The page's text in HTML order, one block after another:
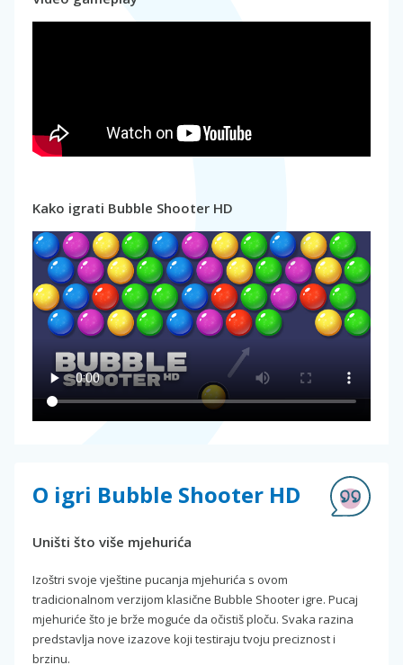
Kako igrati Bubble Shooter HD
O igri Bubble Shooter HD
Uništi što više mjehurića
Izoštri svoje vještine pucanja mjehurića s ovom
tradicionalnom verzijom klasične Bubble Shooter igre. Pucaj
mjehuriće što je brže moguće da očistiš ploču. Svaka razina
predstavlja nove izazove koji testiraju tvoju preciznost i
brzinu.